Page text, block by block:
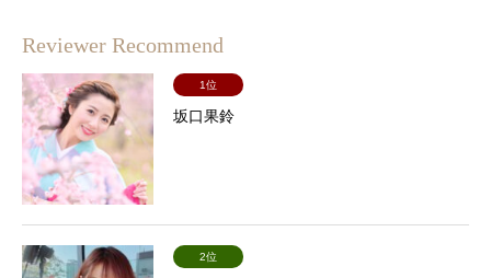
Reviewer Recommend
1位
坂口果鈴
2位